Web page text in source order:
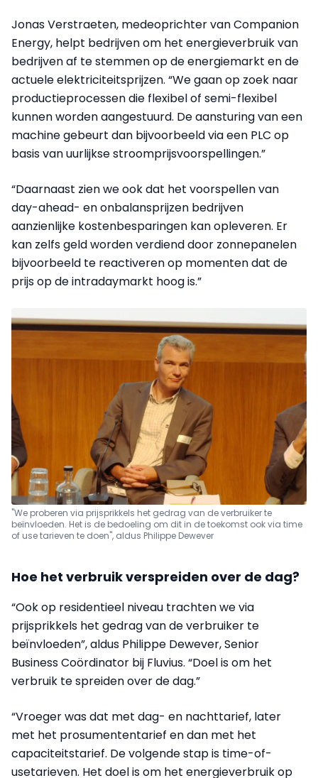
Jonas Verstraeten, medeoprichter van Companion
Energy, helpt bedrijven om het energieverbruik van
bedrijven af te stemmen op de energiemarkt en de
actuele elektriciteitsprijzen. “We gaan op zoek naar
productieprocessen die flexibel of semi-flexibel
kunnen worden aangestuurd. De aansturing van een
machine gebeurt dan bijvoorbeeld via een PLC op
basis van uurlijkse stroomprijsvoorspellingen.”
“Daarnaast zien we ook dat het voorspellen van
day-ahead- en onbalansprijzen bedrijven
aanzienlijke kostenbesparingen kan opleveren. Er
kan zelfs geld worden verdiend door zonnepanelen
bijvoorbeeld te reactiveren op momenten dat de
prijs op de intradaymarkt hoog is.”
"We proberen via prijsprikkels het gedrag van de verbruiker te
beïnvloeden. Het is de bedoeling om dit in de toekomst ook via time
of use tarieven te doen", aldus Philippe Dewever
Hoe het verbruik verspreiden over de dag?
“Ook op residentieel niveau trachten we via
prijsprikkels het gedrag van de verbruiker te
beïnvloeden”, aldus Philippe Dewever, Senior
Business Coördinator bij Fluvius. “Doel is om het
verbruik te spreiden over de dag.”
“Vroeger was dat met dag- en nachttarief, later
met het prosumententarief en dan met het
capaciteitstarief. De volgende stap is time-of-
usetarieven. Het doel is om het energieverbruik op